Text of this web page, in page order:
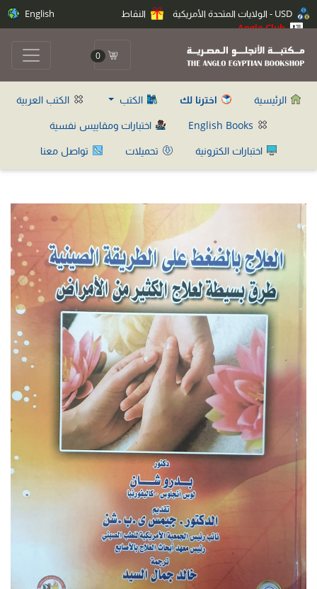
النقاط
Anglo Club
English
0
الرئيسية اخترنا لك الكتب
الكتب العربية
اختبارات ومقاييس نفسية
اختبارات الكترونية
تحميلات تواصل معنا